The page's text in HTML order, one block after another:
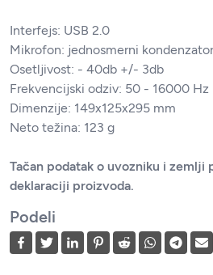
Interfejs: USB 2.0
Mikrofon: jednosmerni kondenzator
Osetljivost: - 40db +/- 3db
Frekvencijski odziv: 50 - 16000 Hz
Dimenzije: 149x125x295 mm
Neto težina: 123 g
Tačan podatak o uvozniku i zemlji
deklaraciji proizvoda.
Podeli